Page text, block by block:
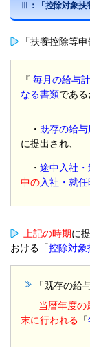
Ⅲ：「控除対象扶
「扶養控除等申
『毎月の給与
なる書類である
・ 既存の給
に提出され、
・途中入社
中の入社・就任
上記の時期に
おける「控除対象
「既存の給
当暦年度の
末に行われる 「